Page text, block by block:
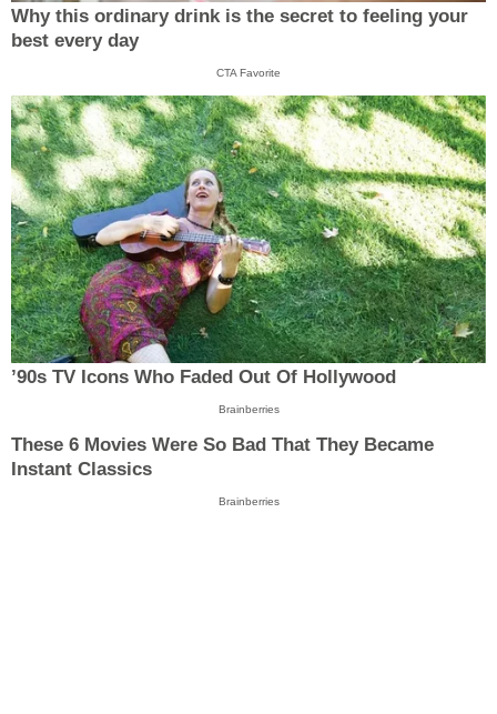
Why this ordinary drink is the secret to feeling your
best every day
CTA Favorite
’90s TV Icons Who Faded Out Of Hollywood
Brainberries
These 6 Movies Were So Bad That They Became
Instant Classics
Brainberries